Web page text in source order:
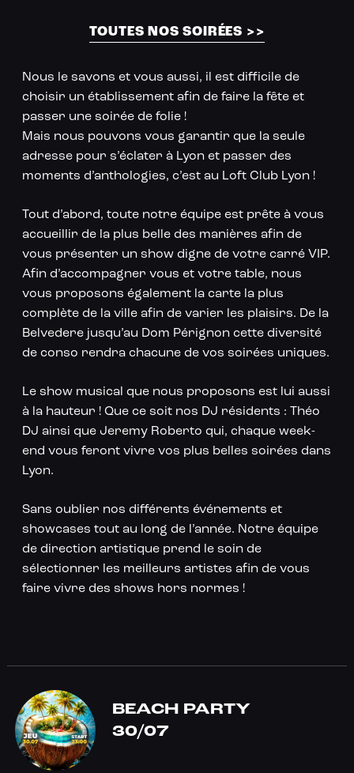
TOUTES NOS SOIRÉES >>
Nous le savons et vous aussi, il est difficile de
choisir un établissement afin de faire la fête et
passer une soirée de folie !
Mais nous pouvons vous garantir que la seule
adresse pour s’éclater à Lyon et passer des
moments d’anthologies, c’est au Loft Club Lyon !
Tout d’abord, toute notre équipe est prête à vous
accueillir de la plus belle des manières afin de
vous présenter un show digne de votre carré VIP.
Afin d’accompagner vous et votre table, nous
vous proposons également la carte la plus
complète de la ville afin de varier les plaisirs. De la
Belvedere jusqu’au Dom Pérignon cette diversité
de conso rendra chacune de vos soirées uniques.
Le show musical que nous proposons est lui aussi
à la hauteur ! Que ce soit nos DJ résidents : Théo
DJ ainsi que Jeremy Roberto qui, chaque week-
end vous feront vivre vos plus belles soirées dans
Lyon.
Sans oublier nos différents événements et
showcases tout au long de l’année. Notre équipe
de direction artistique prend le soin de
sélectionner les meilleurs artistes afin de vous
faire vivre des shows hors normes !
BEACH PARTY
30/07